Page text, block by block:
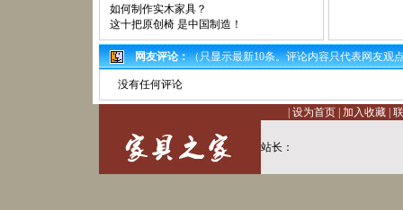
如何制作实木家具？
这十把原创椅 是中国制造！
网友评论：（只显示最新10条。评论内容只代表网友观
没有任何评论
设为首页| 加入收藏|
站长：